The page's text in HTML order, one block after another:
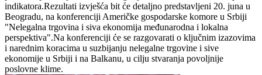
indikatora.Rezultati izvješća bit će detaljno predstavljeni 20. juna u
Beogradu, na konferenciji Američke gospodarske komore u Srbiji
"Nelegalna trgovina i siva ekonomija međunarodna i lokalna
perspektiva".Na konferenciji će se razgovarati o ključnim izazovima
i narednim koracima u suzbijanju nelegalne trgovine i sive
ekonomije u Srbiji i na Balkanu, u cilju stvaranja povoljnije
poslovne klime.